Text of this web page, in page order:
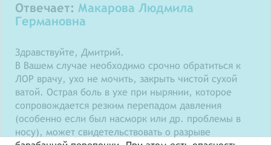
Отвечает: Макарова Людмила
Германовна
Здравствуйте, Дмитрий.
В Вашем случае необходимо срочно обратиться к
ЛОР врачу, ухо не мочить, закрыть чистой сухой
ватой. Острая боль в ухе при нырянии, которое
сопровождается резким перепадом давления
(особенно если был насморк или др. проблемы в
носу), может свидетельствовать о разрыве